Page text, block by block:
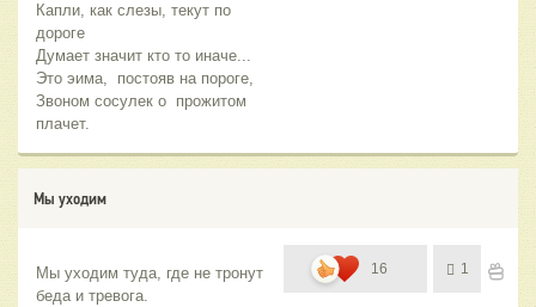
Капли, как слезы, текут по
дороге
Думает значит кто то иначе...
Это эима, постояв на пороге,
Звоном сосулек о прожитом
плачет.
Мы уходим
Мы уходим туда, где не тронут
беда и тревога.
16 1